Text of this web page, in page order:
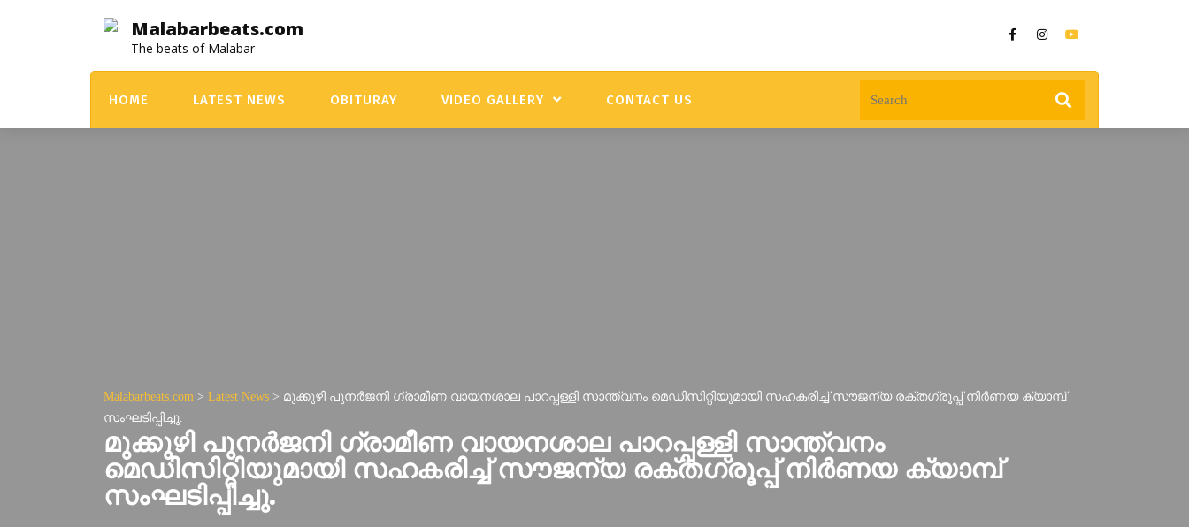
Malabarbeats.com
The beats of Malabar
HOME LATEST NEWS OBITURAY VIDEO GALLERY CONTACT US
Malabarbeats.com > Latest News > മുക്കുഴി പുനർജനി ഗ്രാമീണ വായനശാല പാറപ്പള്ളി സാന്ത്വനം മെഡിസിറ്റിയുമായി സഹകരിച്ച് സൗജന്യ രക്തഗ്രൂപ്പ് നിർണയ ക്യാമ്പ്
സംഘടിപ്പിച്ചു.
മുക്കുഴി പുനർജനി ഗ്രാമീണ വായനശാല പാറപ്പള്ളി സാന്ത്വനം
മെഡിസിറ്റിയുമായി സഹകരിച്ച് സൗജന്യ രക്തഗ്രൂപ്പ് നിർണയ ക്യാമ്പ്
സംഘടിപ്പിച്ചു.